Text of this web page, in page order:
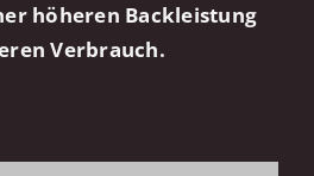
höheren Backleistung
Verbrauch.